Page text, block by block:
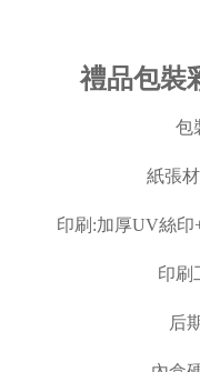
禮品包裝
包
紙張
印刷:加厚UV絲
印刷
后